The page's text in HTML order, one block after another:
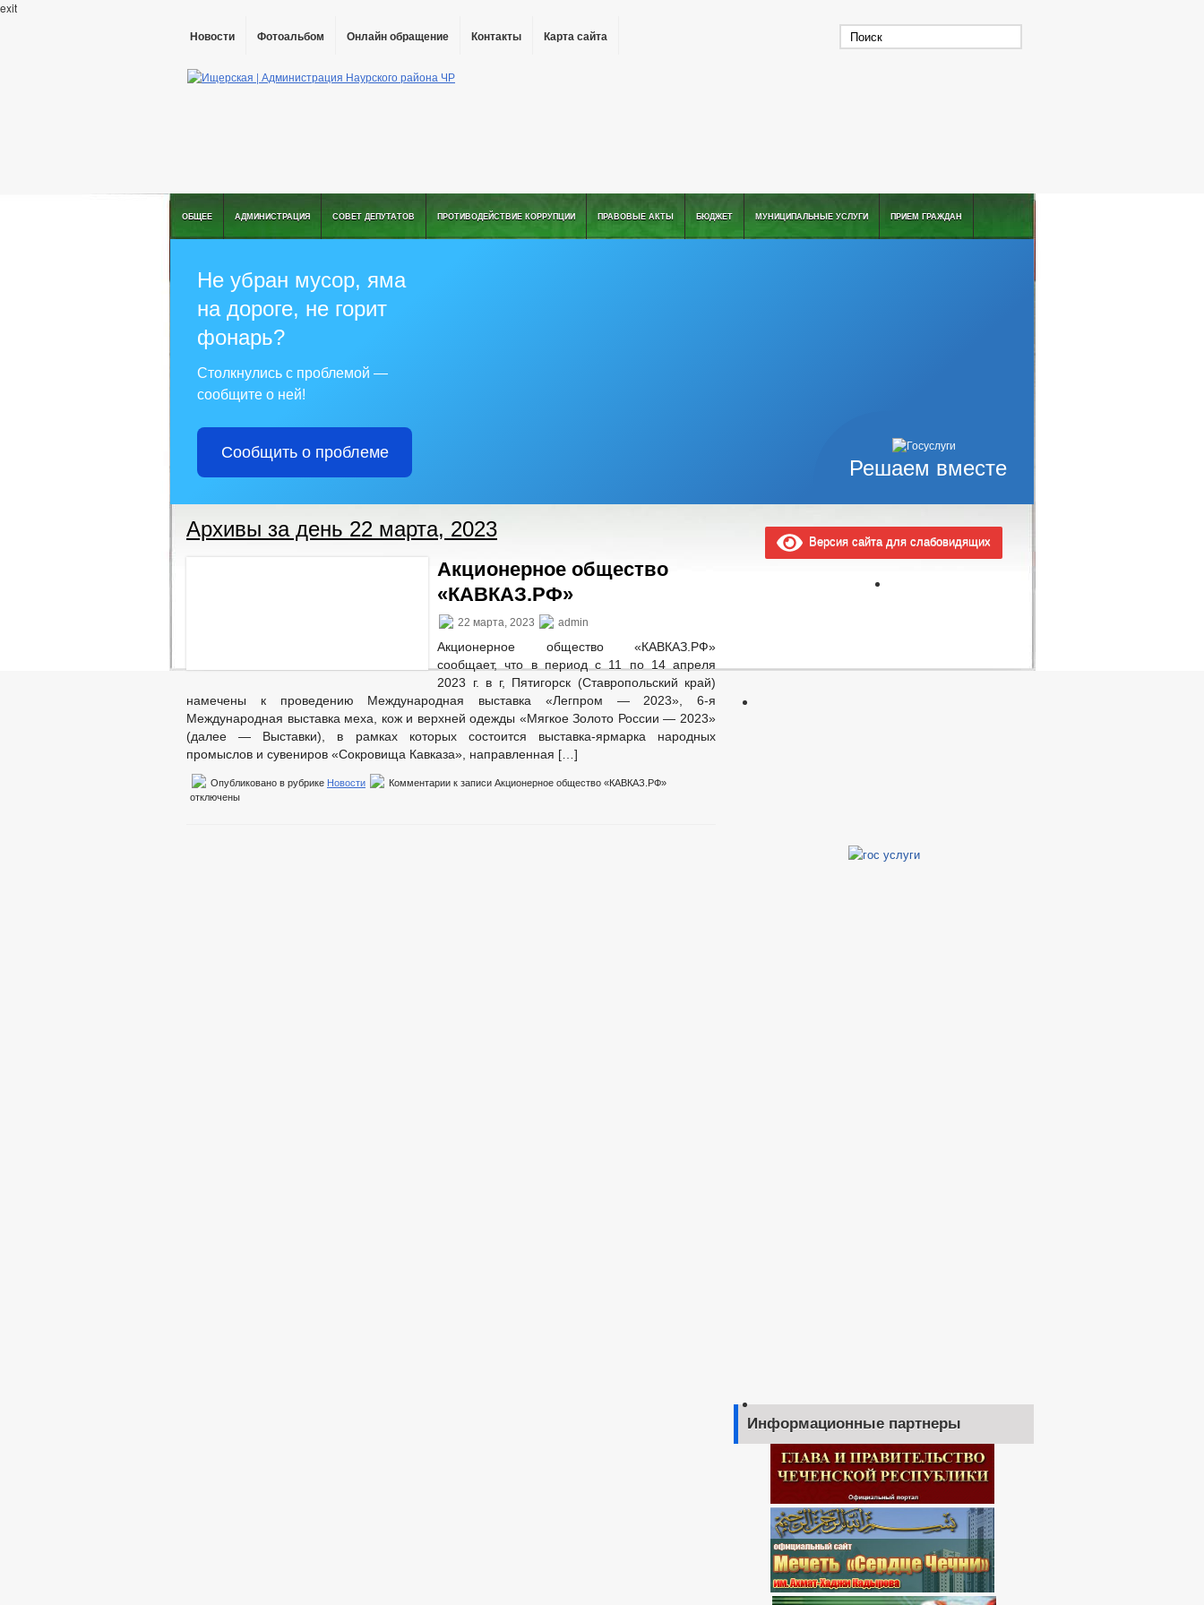
exit
Новости Фотоальбом Онлайн обращение Контакты Карта сайта
ОБЩЕЕ АДМИНИСТРАЦИЯ СОВЕТ ДЕПУТАТОВ ПРОТИВОДЕЙСТВИЕ КОРРУПЦИИ ПРАВОВЫЕ АКТЫ БЮДЖЕТ МУНИЦИПАЛЬНЫЕ УСЛУГИ ПРИЕМ ГРАЖДАН
Решаем вместе
Не убран мусор, яма
на дороге, не горит
фонарь?
Столкнулись с проблемой —
сообщите о ней!
Сообщить о проблеме
Архивы за день 22 марта, 2023
Акционерное общество
«КАВКАЗ.РФ»
22 марта, 2023 admin
Акционерное общество «КАВКАЗ.РФ»
сообщает, что в период с 11 по 14 апреля
2023 г. в г, Пятигорск (Ставропольский край)
намечены к проведению Международная выставка «Легпром — 2023», 6-я
Международная выставка меха, кож и верхней одежды «Мягкое Золото России — 2023»
(далее — Выставки), в рамках которых состоится выставка-ярмарка народных
промыслов и сувениров «Сокровища Кавказа», направленная […]
Опубликовано в рубрике Новости Комментарии к записи Акционерное общество «КАВКАЗ.РФ»
отключены
Версия сайта для слабовидящих
Информационные партнеры